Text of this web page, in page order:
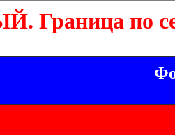
Граница по